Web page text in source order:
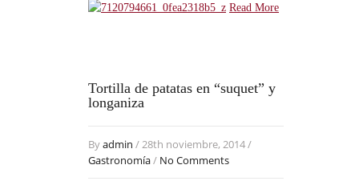
Read More
Tortilla de patatas en “suquet” y
longaniza
Byadmin / 28th noviembre, 2014 /
Gastronomía/ No Comments